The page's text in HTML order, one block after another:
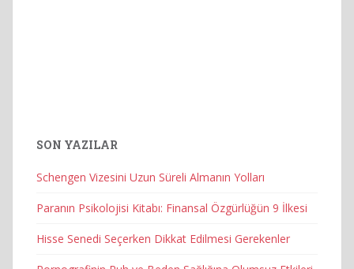
SON YAZILAR
Schengen Vizesini Uzun Süreli Almanın Yolları
Paranın Psikolojisi Kitabı: Finansal Özgürlüğün 9 İlkesi
Hisse Senedi Seçerken Dikkat Edilmesi Gerekenler